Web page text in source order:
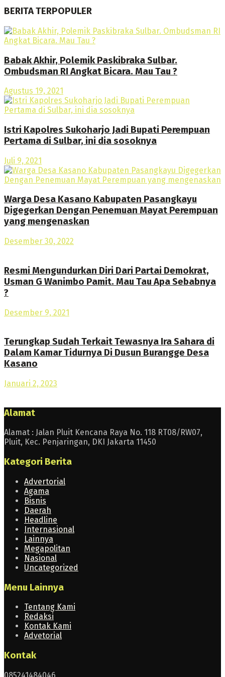
BERITA TERPOPULER
Babak Akhir, Polemik Paskibraka Sulbar.
Ombudsman RI Angkat Bicara. Mau Tau ?
Agustus 19, 2021
Istri Kapolres Sukoharjo Jadi Bupati Perempuan
Pertama di Sulbar, ini dia sosoknya
Juli 9, 2021
Warga Desa Kasano Kabupaten Pasangkayu
Digegerkan Dengan Penemuan Mayat Perempuan
yang mengenaskan
Desember 30, 2022
Resmi Mengundurkan Diri Dari Partai Demokrat,
Usman G Wanimbo Pamit. Mau Tau Apa Sebabnya
?
Desember 9, 2021
Terungkap Sudah Terkait Tewasnya Ira Sahara di
Dalam Kamar Tidurnya Di Dusun Burangge Desa
Kasano
Januari 2, 2023
Alamat
Alamat : Jalan Pluit Kencana Raya No. 118 RT08/RW07,
Pluit, Kec. Penjaringan, DKI Jakarta 11450
Kategori Berita
Advertorial
Agama
Bisnis
Daerah
Headline
Internasional
Lainnya
Megapolitan
Nasional
Uncategorized
Menu Lainnya
Tentang Kami
Redaksi
Kontak Kami
Advetorial
Kontak